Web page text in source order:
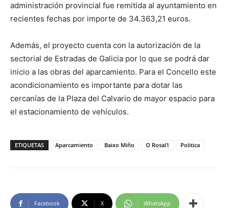
administración provincial fue remitida al ayuntamiento en
recientes fechas por importe de 34.363,21 euros.
Además, el proyecto cuenta con la autorización de la
sectorial de Estradas de Galicia por lo que se podrá dar
inicio a las obras del aparcamiento. Para el Concello este
acondicionamiento es importante para dotar las
cercanías de la Plaza del Calvario de mayor espacio para
el estacionamiento de vehículos.
ETIQUETAS Aparcamiento Baixo Miño O Rosal1 Politica
Facebook X WhatsApp